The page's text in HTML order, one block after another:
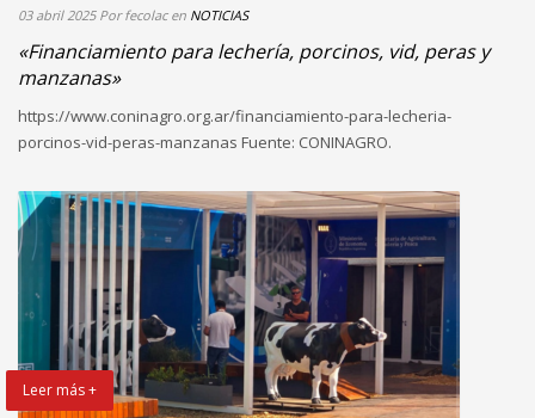
03 abril 2025 Por fecolac en NOTICIAS
«Financiamiento para lechería, porcinos, vid, peras y
manzanas»
https://www.coninagro.org.ar/financiamiento-para-lecheria-
porcinos-vid-peras-manzanas Fuente: CONINAGRO.
Leer más +